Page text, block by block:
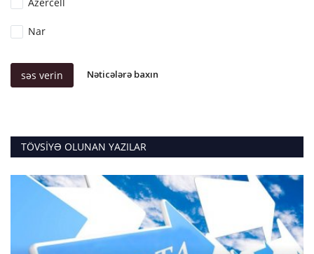
Nar
səs verin Nəticələrə baxın
TÖVSIYƏ OLUNAN YAZILAR